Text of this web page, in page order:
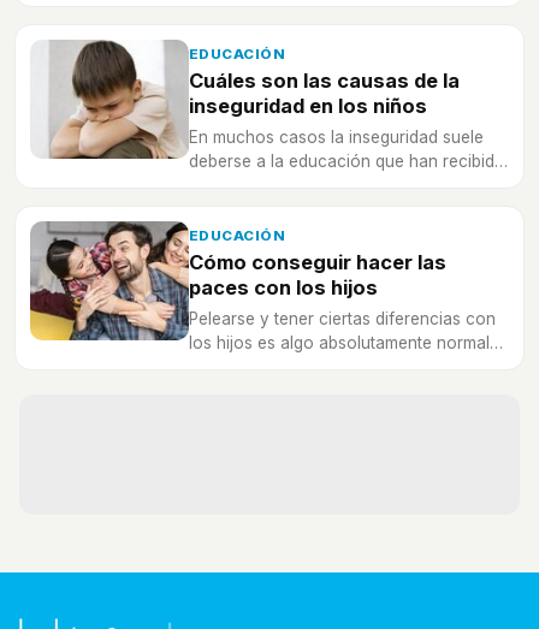
EDUCACIÓN
Cuáles son las causas de la
inseguridad en los niños
En muchos casos la inseguridad suele
deberse a la educación que han recibido
EDUCACIÓN
Cómo conseguir hacer las
paces con los hijos
Pelearse y tener ciertas diferencias con
los hijos es algo absolutamente normal